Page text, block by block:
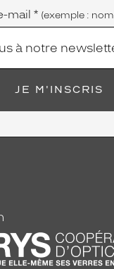
mail * (exemple :
JE M'INSCRIS